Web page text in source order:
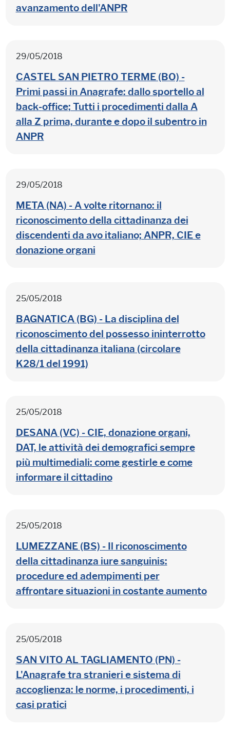
avanzamento dell'ANPR
29/05/2018
CASTEL SAN PIETRO TERME (BO) -
Primi passi in Anagrafe: dallo sportello al
back-office; Tutti i procedimenti dalla A
alla Z prima, durante e dopo il subentro in
ANPR
29/05/2018
META (NA) - A volte ritornano: il
riconoscimento della cittadinanza dei
discendenti da avo italiano; ANPR, CIE e
donazione organi
25/05/2018
BAGNATICA (BG) - La disciplina del
riconoscimento del possesso ininterrotto
della cittadinanza italiana (circolare
K28/1 del 1991)
25/05/2018
DESANA (VC) - CIE, donazione organi,
DAT, le attività dei demografici sempre
più multimediali: come gestirle e come
informare il cittadino
25/05/2018
LUMEZZANE (BS) - Il riconoscimento
della cittadinanza iure sanguinis:
procedure ed adempimenti per
affrontare situazioni in costante aumento
25/05/2018
SAN VITO AL TAGLIAMENTO (PN) -
L'Anagrafe tra stranieri e sistema di
accoglienza: le norme, i procedimenti, i
casi pratici